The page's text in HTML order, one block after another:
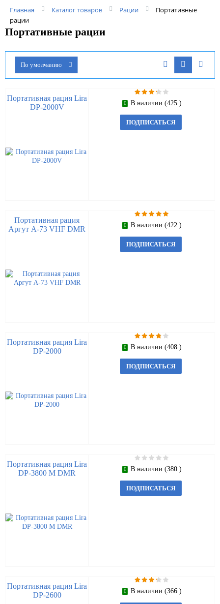
Главная Каталог товаров Рации
Портативные
рации
Портативные рации
По умолчанию
Портативная рация Lira
DP-2000V
В наличии (425 )
ПОДПИСАТЬСЯ
Портативная рация
Аргут А-73 VHF DMR
В наличии (422 )
ПОДПИСАТЬСЯ
Портативная рация Lira
DP-2000
В наличии (408 )
ПОДПИСАТЬСЯ
Портативная рация Lira
DP-3800 M DMR
В наличии (380 )
ПОДПИСАТЬСЯ
Портативная рация Lira
DP-2600
В наличии (366 )